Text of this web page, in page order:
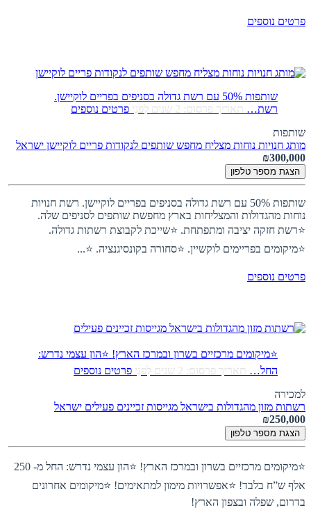
פרטים נוספים
שותפות 50% עם רשת גדולה בסניפים בפריים לוקיישן.
רשת… תאריך פרסום: 2 שנים לִפנֵי
פרטים נוספים
שותפות
מותג חנויות נוחות מצליח מחפש שותפים לנקודות פריים לוקיישן ישראל
₪300,000
הצגת מספר טלפון
שותפות 50% עם רשת גדולה בסניפים בפריים לוקיישן. רשת חנויות
נוחות מהגדולות והמצליחות בארץ מחפשת שותפים לסניפים שלה.
⭐רשת חזקה יציבה ומתפתחת. ⭐שייכת לקבוצת רשתות גדולה.
⭐מיקומים בפריימים לוקשיין. ⭐סחורה בקונסיגנציה. ⭐...
פרטים נוספים
⭐מיקומים מרכזיים בשרון ובמרכז הארץ! ⭐הון עצמי נדרש:
החל… תאריך פרסום: 2 שנים לִפנֵי
פרטים נוספים
למכירה
רשתות מזון מהגדולות בישראל מגייסות זכיינים פעילים ישראל
₪250,000
הצגת מספר טלפון
⭐מיקומים מרכזיים בשרון ובמרכז הארץ! ⭐הון עצמי נדרש: החל מ- 250
אלף ש”ח בלבד! ⭐אפשרויות מימון למתאימים! ⭐מיקומים אחרונים
בדרום, שפלה ובצפון הארץ!